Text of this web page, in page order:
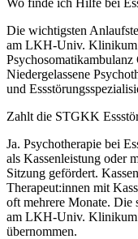
Wo finde ich Hilfe bei
Die wichtigsten
am LKH-Univ. Klinikum
Niedergelassene
und
Zahlt die STGKK
Ja. Psychotherapie bei
als Kassenleistung oder
Sitzung gefördert.
Therapeut:innen mit
oft mehrere Monate. Die
am LKH-Univ. Klinikum
übernommen.